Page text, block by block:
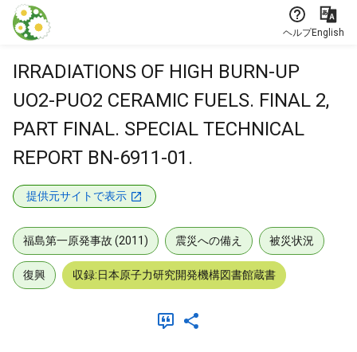
本文に飛ぶ
ヘルプEnglish
IRRADIATIONS OF HIGH BURN-UP
UO2-PUO2 CERAMIC FUELS. FINAL 2,
PART FINAL. SPECIAL TECHNICAL
REPORT BN-6911-01.
提供元サイトで表示
福島第一原発事故 (2011) 震災への備え 被災状況
復興 収録:日本原子力研究開発機構図書館蔵書